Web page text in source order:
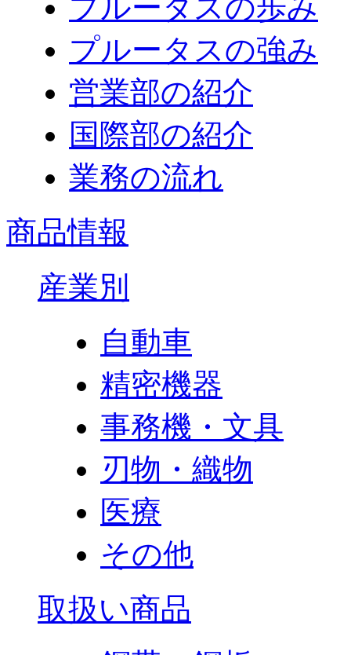
プルータスの歩み
プルータスの強み
営業部の紹介
国際部の紹介
業務の流れ
商品情報
産業別
自動車
精密機器
事務機・文具
刃物・織物
医療
その他
取扱い商品